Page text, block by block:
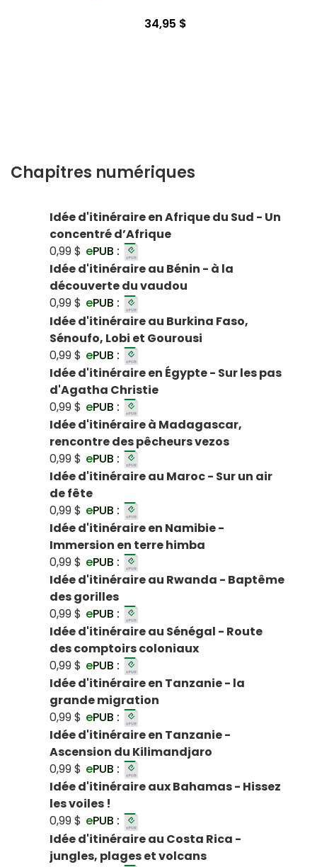
34,95 $
Chapitres numériques
Idée d'itinéraire en Afrique du Sud - Un
concentré d’Afrique
0,99 $ ePUB :
Idée d'itinéraire au Bénin - à la
découverte du vaudou
0,99 $ ePUB :
Idée d'itinéraire au Burkina Faso,
Sénoufo, Lobi et Gourousi
0,99 $ ePUB :
Idée d'itinéraire en Égypte - Sur les pas
d'Agatha Christie
0,99 $ ePUB :
Idée d'itinéraire à Madagascar,
rencontre des pêcheurs vezos
0,99 $ ePUB :
Idée d'itinéraire au Maroc - Sur un air
de fête
0,99 $ ePUB :
Idée d'itinéraire en Namibie -
Immersion en terre himba
0,99 $ ePUB :
Idée d'itinéraire au Rwanda - Baptême
des gorilles
0,99 $ ePUB :
Idée d'itinéraire au Sénégal - Route
des comptoirs coloniaux
0,99 $ ePUB :
Idée d'itinéraire en Tanzanie - la
grande migration
0,99 $ ePUB :
Idée d'itinéraire en Tanzanie -
Ascension du Kilimandjaro
0,99 $ ePUB :
Idée d'itinéraire aux Bahamas - Hissez
les voiles !
0,99 $ ePUB :
Idée d'itinéraire au Costa Rica -
jungles, plages et volcans